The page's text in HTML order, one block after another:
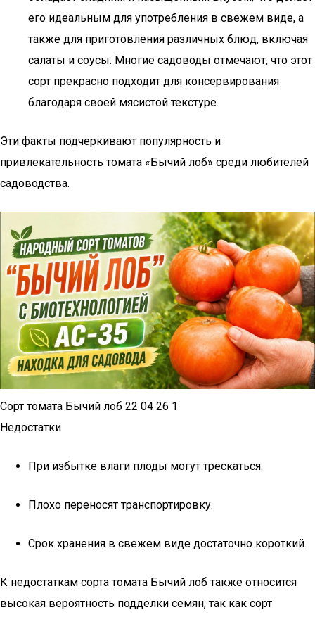
его идеальным для употребления в свежем виде, а
также для приготовления различных блюд, включая
салаты и соусы. Многие садоводы отмечают, что этот
сорт прекрасно подходит для консервирования
благодаря своей мясистой текстуре.
Эти факты подчеркивают популярность и
привлекательность томата «Бычий лоб» среди любителей
садоводства.
Сорт томата Бычий лоб 22 04 26 1
Недостатки
При избытке влаги плоды могут трескаться.
Плохо переносят транспортировку.
Срок хранения в свежем виде достаточно короткий.
К недостаткам сорта томата Бычий лоб также относится
высокая вероятность подделки семян, так как сорт